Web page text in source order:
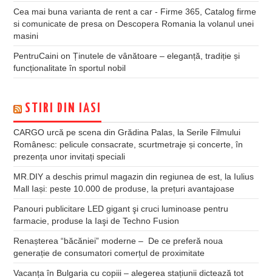
Cea mai buna varianta de rent a car - Firme 365, Catalog firme
si comunicate de presa on Descopera Romania la volanul unei
masini
PentruCaini onȚinutele de vânătoare – eleganță, tradiție și
funcționalitate în sportul nobil
STIRI DIN IASI
CARGO urcă pe scena din Grădina Palas, la Serile Filmului
Românesc: pelicule consacrate, scurtmetraje și concerte, în
prezența unor invitați speciali
MR.DIY a deschis primul magazin din regiunea de est, la Iulius
Mall Iași: peste 10.000 de produse, la prețuri avantajoase
Panouri publicitare LED gigant şi cruci luminoase pentru
farmacie, produse la Iaşi de Techno Fusion
Renașterea “băcăniei” moderne – De ce preferă noua
generație de consumatori comerțul de proximitate
Vacanța în Bulgaria cu copiii – alegerea stațiunii dictează tot